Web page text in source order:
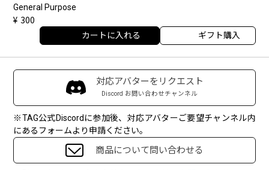
General Purpose
300
カートに入れる ギフト購入
対応アバターをリクエスト
Discord お問い合わせチャンネル
※TAG公式Discordに参加後、対応アバターご要望チャンネル内
にあるフォームより申請ください。
商品について問い合わせる